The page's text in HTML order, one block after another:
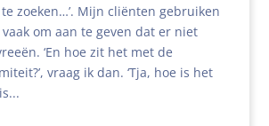
zoeken…’. Mijn cliënten gebruiken
vaak om aan te geven dat er niet
‘En hoe zit het met de
vraag ik dan. ‘Tja, hoe is het